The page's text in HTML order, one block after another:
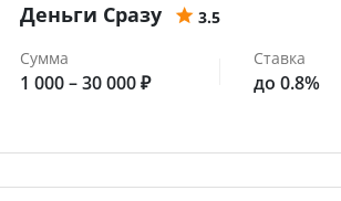
Деньги Сразу
3.5
Сумма
1 000 – 30 000 ₽
Ставка
до 0.8%